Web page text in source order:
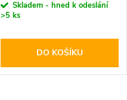
Skladem - hned k odeslání
>5 ks
DO KOŠÍKU